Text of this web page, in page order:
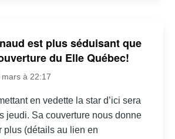
est plus séduisant que
du Elle Québec!
à 22:17
en vedette la star d’ici sera
jeudi. Sa couverture nous donne
plus (détails au lien en